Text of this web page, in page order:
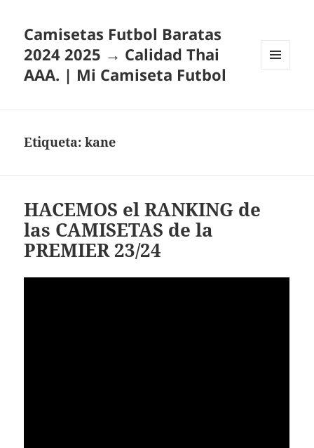
Camisetas Futbol Baratas
2024 2025 → Calidad Thai
AAA. | Mi Camiseta Futbol
Etiqueta:kane
HACEMOS el RANKING de
las CAMISETAS de la
PREMIER 23/24